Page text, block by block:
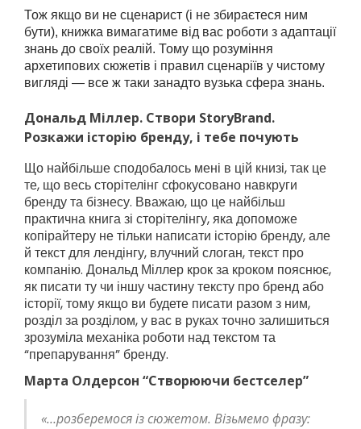
Тож якщо ви не сценарист (і не збираєтеся ним
бути), книжка вимагатиме від вас роботи з адаптації
знань до своїх реалій. Тому що розуміння
архетипових сюжетів і правил сценаріїв у чистому
вигляді — все ж таки занадто вузька сфера знань.
Дональд Міллер. Створи StoryBrand.
Розкажи історію бренду, і тебе почують
Що найбільше сподобалось мені в цій книзі, так це
те, що весь сторітелінг сфокусовано навкруги
бренду та бізнесу. Вважаю, що це найбільш
практична книга зі сторітелінгу, яка допоможе
копірайтеру не тільки написати історію бренду, але
й текст для лендінгу, влучний слоган, текст про
компанію. Дональд Міллер крок за кроком пояснює,
як писати ту чи іншу частину тексту про бренд або
історії, тому якщо ви будете писати разом з ним,
розділ за розділом, у вас в руках точно залишиться
зрозуміла механіка роботи над текстом та
“препарування” бренду.
Марта Олдерсон “Створюючи бестселер”
«…розберемося із сюжетом. Візьмемо фразу: